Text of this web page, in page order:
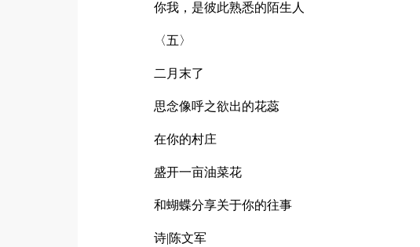
你我，是彼此熟悉的陌生人
〈五〉
二月末了
思念像呼之欲出的花蕊
在你的村庄
盛开一亩油菜花
和蝴蝶分享关于你的往事
诗|陈文军